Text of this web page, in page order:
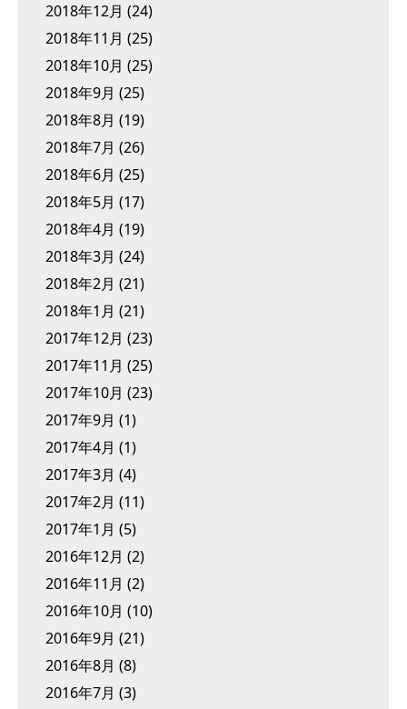
2018年12月 (24)
2018年11月 (25)
2018年10月 (25)
2018年9月 (25)
2018年8月 (19)
2018年7月 (26)
2018年6月 (25)
2018年5月 (17)
2018年4月 (19)
2018年3月 (24)
2018年2月 (21)
2018年1月 (21)
2017年12月 (23)
2017年11月 (25)
2017年10月 (23)
2017年9月 (1)
2017年4月 (1)
2017年3月 (4)
2017年2月 (11)
2017年1月 (5)
2016年12月 (2)
2016年11月 (2)
2016年10月 (10)
2016年9月 (21)
2016年8月 (8)
2016年7月 (3)